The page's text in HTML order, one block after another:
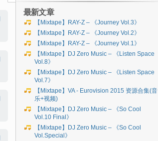
最新文章
【Mixtape】RAY-Z – 《Journey Vol.3》
【Mixtape】RAY-Z – 《Journey Vol.2》
【Mixtape】RAY-Z – 《Journey Vol.1》
【Mixtape】DJ Zero Music – 《Listen Space
Vol.8》
【Mixtape】DJ Zero Music – 《Listen Space
Vol.7》
【Mixtape】VA - Eurovision 2015 资源合集(音
乐+视频)
【Mixtape】DJ Zero Music – 《So Cool
Vol.10 Final》
【Mixtape】DJ Zero Music – 《So Cool
Vol.Special》